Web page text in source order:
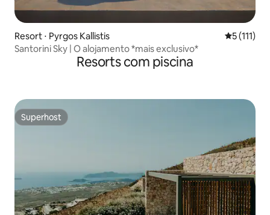
Resort ⋅ Pyrgos Kallistis 5 de uma
5 (111)
Santorini Sky | O alojamento *mais exclusivo*
Resorts com piscina
Superhost
Superhost